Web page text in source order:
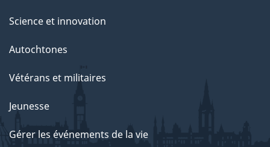
Science et innovation
Autochtones
Vétérans et militaires
Jeunesse
Gérer les événements de la vie